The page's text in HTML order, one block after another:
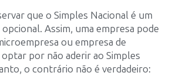
que o Simples Nacional é um
Assim, uma empresa pode
ou empresa de
por não aderir ao Simples
o contrário não é verdadeiro: